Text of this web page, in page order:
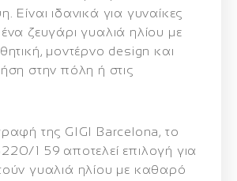
Είναι ιδανικά για γυναίκες
ζευγάρι γυαλιά ηλίου με
μοντέρνο design και
στην πόλη ή στις
της GIGI Barcelona, το
1 59 αποτελεί επιλογή για
γυαλιά ηλίου με καθαρό